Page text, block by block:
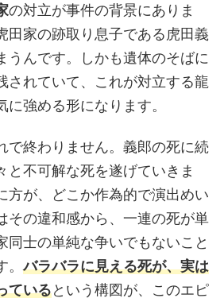
の対立が事件の背景にありま
田家の跡取り息子である虎田義
うんです。しかも遺体のそばに
されていて、これが対立する龍
に強める形になります。
で終わりません。義郎の死に続
と不可解な死を遂げていきま
方が、どこか作為的で演出めい
の違和感から、一連の死が単
同士の単純な争いでもないこと
。バラバラに見える死が、実は
ているという構図が、このエピ